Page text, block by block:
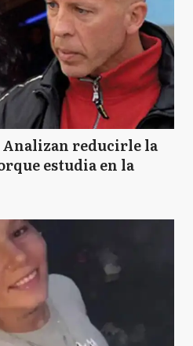
Analizan reducirle la
estudia en la